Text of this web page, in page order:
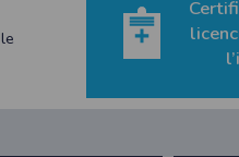
Historique de
Afficher les fichiers
qui s'affiche, choisissezVie privée